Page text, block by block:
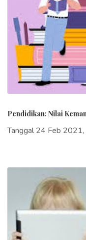
Pendidikan: Nilai
Tanggal 24 Feb